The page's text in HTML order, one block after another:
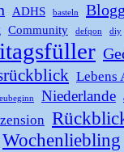
ADHS basteln
Community defqon diy
Lebens
Niederlande
Wochenliebling